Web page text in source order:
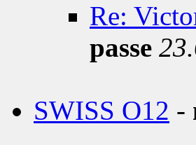
Re:
passe
SWISS O12 -